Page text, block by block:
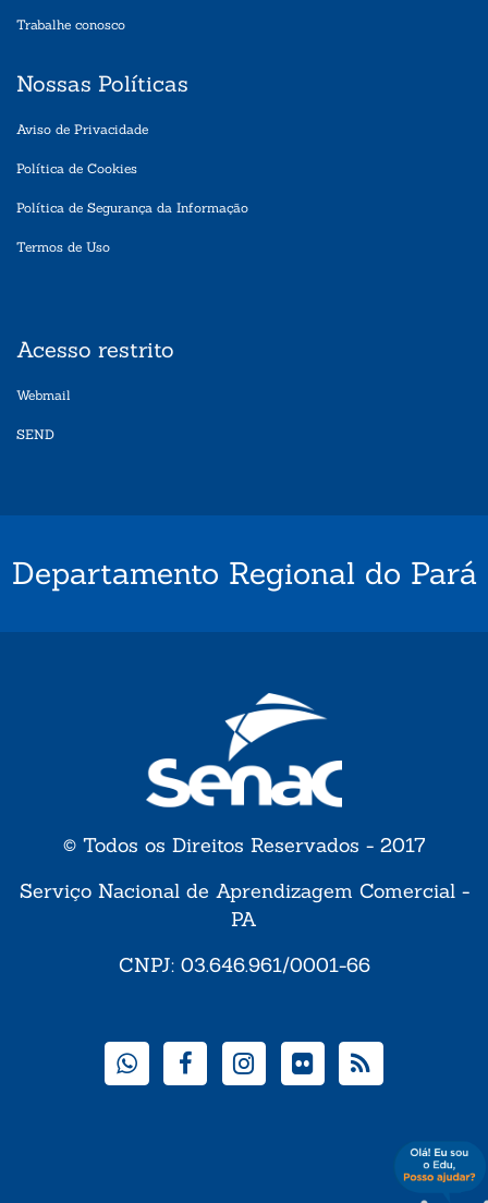
Trabalhe conosco
Nossas Políticas
Aviso de Privacidade
Política de Cookies
Política de Segurança da Informação
Termos de Uso
Acesso restrito
Webmail
SEND
Departamento Regional do Pará
© Todos os Direitos Reservados - 2017
Serviço Nacional de Aprendizagem Comercial -
PA
CNPJ: 03.646.961/0001-66